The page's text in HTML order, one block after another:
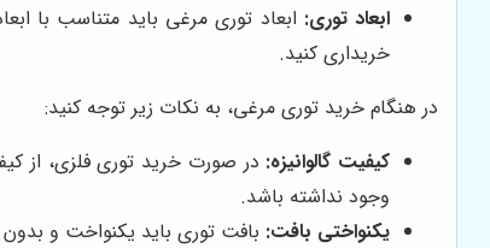
ابعاد توری: ابعاد توری مرغی باید متناسب با
خریداری کنید.
در هنگام خرید توری مرغی، به نکات زیر توجه کنید:
کیفیت گالوانیزه: در صورت خرید توری فلزی، از
وجود نداشته باشد.
یکنواختی بافت: بافت توری باید یکنواخت و